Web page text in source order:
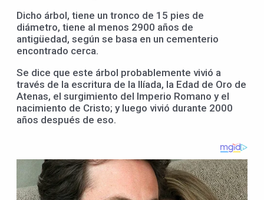
Dicho árbol, tiene un tronco de 15 pies de
diámetro, tiene al menos 2900 años de
antigüedad, según se basa en un cementerio
encontrado cerca.
Se dice que este árbol probablemente vivió a
través de la escritura de la Ilíada, la Edad de Oro de
Atenas, el surgimiento del Imperio Romano y el
nacimiento de Cristo; y luego vivió durante 2000
años después de eso.